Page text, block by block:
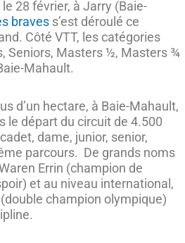
le 28 février, à Jarry (Baie-
braves s’est déroulé ce
Côté VTT, les catégories
Seniors, Masters ½, Masters ¾
Mahault.
d’un hectare, à Baie-Mahault,
le départ du circuit de 4.500
dame, junior, senior,
parcours. De grands noms
Errin (champion de
et au niveau international,
champion olympique)